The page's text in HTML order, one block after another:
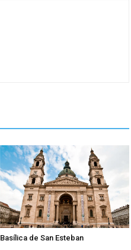
Basílica de San Esteban